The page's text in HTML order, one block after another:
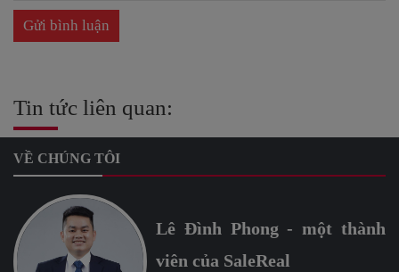
Tin tức liên quan:
VỀ CHÚNG TÔI
Lê Đình Phong - một thành
viên của SaleReal